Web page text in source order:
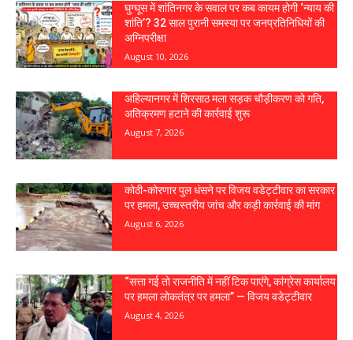
घुग्घूस में शांतिनगर के सवाल पर कब कायम होगी ‘न्याय की
शांति’? 32 साल पुरानी समस्या पर जनप्रतिनिधियों की
अग्निपरीक्षा
August 10, 2026
अहिल्यानगर में शिरसाठ मला सड़क चौड़ीकरण को गति,
अतिक्रमण हटाने की कार्रवाई शुरू
August 7, 2026
कोठी-कोरणार पुल धंसने पर विजय वडेट्टीवार का सरकार
पर हमला, उच्चस्तरीय जांच और कड़ी कार्रवाई की मांग
August 6, 2026
“सत्ता गई तो राजनीति में नहीं टिक पाएंगे, कांग्रेस कार्यालय
पर हमला लोकतंत्र पर हमला” — विजय वडेट्टीवार
August 4, 2026